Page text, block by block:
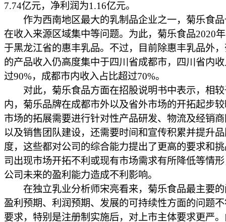
7.74亿元，净利润为1.16亿元。
作为西南地区最大的乳制品企业之一，菊乐食品
在收入来源区域集中等问题。为此，菊乐食品2020
于黑龙江省的惠丰乳品。不过，目前除惠丰乳品外
的产品收入仍高度集中于四川省成都市，四川省内
过90%，成都市内收入占比超过70%。
对此，菊乐食品方面在招股说明书中表示，相较
内，菊乐品牌在成都市外以及省外市场的开拓起步
市场的拓展需要进行针对性产品研发、物流及经销
以及销售团队建设，还需要时间和宣传积累并提升
度，这些都对公司的综合能力提出了更高的要求和
司出现市场开拓不利或现有市场需求有所降低等情
公司未来的盈利能力造成不利影响。
在独立乳业分析师宋亮看来，菊乐食品最主要的
盈利预期、利润预期、发展的可持续性方面的问题
要求，特别是注册制实施后，对上市主体要求更严